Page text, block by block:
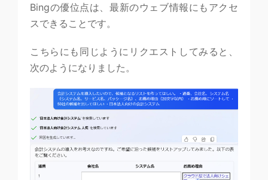
Bingの優位点は、最新のウェブ情報にもアクセ
スできることです。
こちらにも同じようにリクエストしてみると、
次のようになりました。